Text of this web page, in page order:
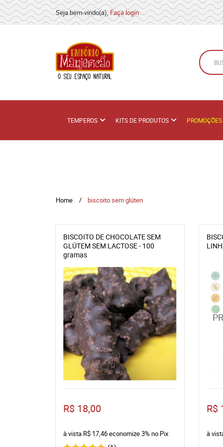
Seja bem-vindo(a),Faça login
TEMPEROS KITS DE PRODUTOS PROMOÇÕES
Home biscoito sem glúten
BISCOITO DE CHOCOLATE SEM
GLÚTEM SEM LACTOSE - 100
gramas
R$ 18,00
à vista R$ 17,46economize3% no Pix
R$
à